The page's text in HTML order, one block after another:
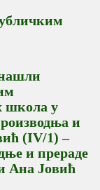
школа у
и
(IV/1) –
и прераде
Ана Јовић